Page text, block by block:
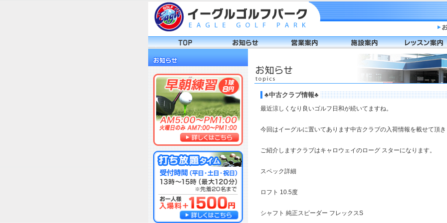
♣️中古クラブ情報♣️
最近涼しくなり良いゴルフ日和が続いてますね。
今回はイーグルに置いてあります中古クラブの入荷情報を載せて頂
ご紹介しますクラブはキャロウェイのローグ スターになります。
スペック詳細
ロフト 10.5度
シャフト 純正スピーダー フレックスS